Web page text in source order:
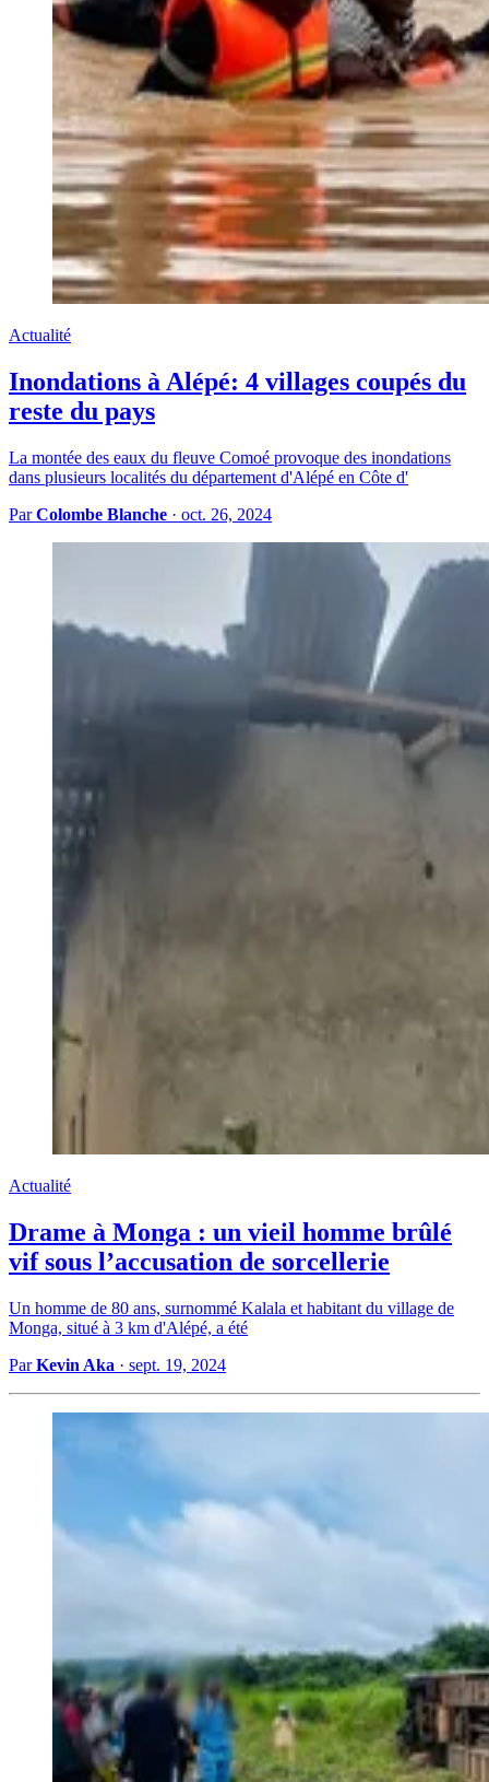
Actualité
Inondations à Alépé: 4 villages coupés du
reste du pays
La montée des eaux du fleuve Comoé provoque des inondations
dans plusieurs localités du département d'Alépé en Côte d'
ParColombe Blanche · oct. 26, 2024
Actualité
Drame à Monga : un vieil homme brûlé
vif sous l’accusation de sorcellerie
Un homme de 80 ans, surnommé Kalala et habitant du village de
Monga, situé à 3 km d'Alépé, a été
ParKevin Aka · sept. 19, 2024